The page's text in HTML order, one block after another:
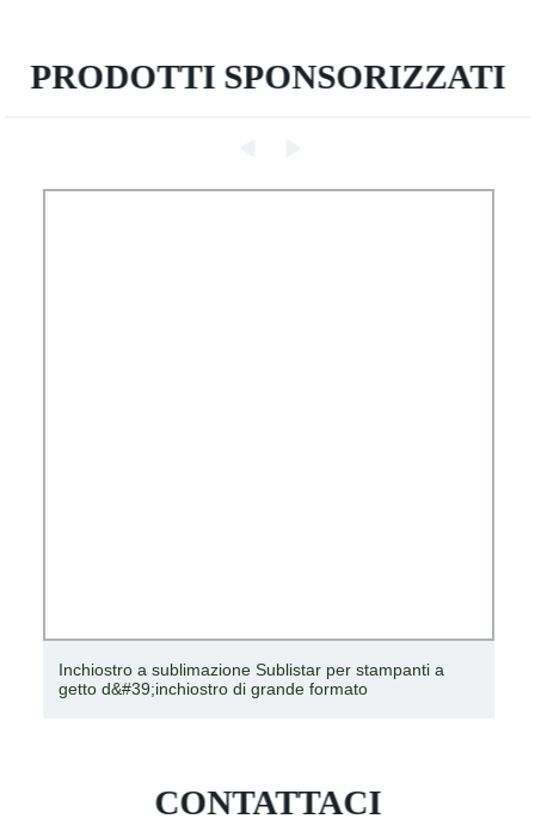
PRODOTTI SPONSORIZZATI
Inchiostro a sublimazione Sublistar per stampanti a
getto d&#39;inchiostro di grande formato
CONTATTACI